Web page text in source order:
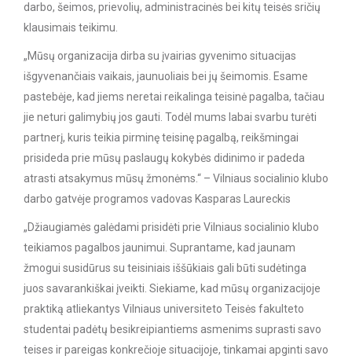
darbo, šeimos, prievolių, administracinės bei kitų teisės sričių
klausimais teikimu.
„Mūsų organizacija dirba su įvairias gyvenimo situacijas
išgyvenančiais vaikais, jaunuoliais bei jų šeimomis. Esame
pastebėje, kad jiems neretai reikalinga teisinė pagalba, tačiau
jie neturi galimybių jos gauti. Todėl mums labai svarbu turėti
partnerį, kuris teikia pirminę teisinę pagalbą, reikšmingai
prisideda prie mūsų paslaugų kokybės didinimo ir padeda
atrasti atsakymus mūsų žmonėms.“ – Vilniaus socialinio klubo
darbo gatvėje programos vadovas Kasparas Laureckis
„Džiaugiamės galėdami prisidėti prie Vilniaus socialinio klubo
teikiamos pagalbos jaunimui. Suprantame, kad jaunam
žmogui susidūrus su teisiniais iššūkiais gali būti sudėtinga
juos savarankiškai įveikti. Siekiame, kad mūsų organizacijoje
praktiką atliekantys Vilniaus universiteto Teisės fakulteto
studentai padėtų besikreipiantiems asmenims suprasti savo
teises ir pareigas konkrečioje situacijoje, tinkamai apginti savo